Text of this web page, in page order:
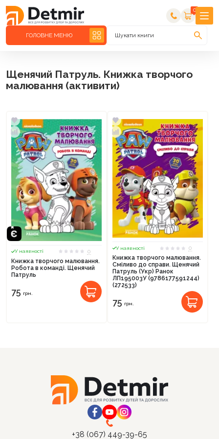
0
ГОЛОВНЕ МЕНЮ Шукати книги
Щенячий Патруль. Книжка творчого
малювання (активити)
У наявності
0
Книжка творчого малювання.
Робота в команді. Щенячий
Патруль
75 грн.
У наявності
0
Книжка творчого малювання.
Сміливо до справи. Щенячий
Патруль (Укр) Ранок
ЛП195003У (9786177591244)
(272533)
75 грн.
+38 (067) 449-39-65
Продовжити покупки
Оформити замовлення